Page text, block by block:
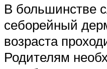
В большинстве
себорейный
возраста
Родителям